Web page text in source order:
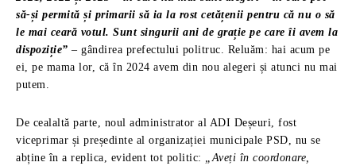
să-și permită și primarii să ia la rost cetățenii pentru că nu o să
le mai ceară votul. Sunt singurii ani de grație pe care îi avem la
dispoziție” – gândirea prefectului politruc. Reluăm: hai acum pe
ei, pe mama lor, că în 2024 avem din nou alegeri și atunci nu mai
putem.
De cealaltă parte, noul administrator al ADI Deșeuri, fost
viceprimar și președinte al organizației municipale PSD, nu se
abține în a replica, evident tot politic: „Aveți în coordonare,